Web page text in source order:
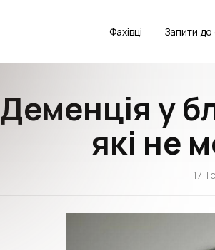
Фахівці Запити до
Деменція у
які не
17